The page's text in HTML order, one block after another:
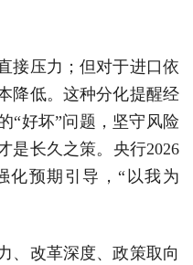
接压力；但对于进口依
降低。这种分化提醒经
“好坏”问题，坚守风险
是长久之策。央行2026
化预期引导，“以我为
、改革深度、政策取向